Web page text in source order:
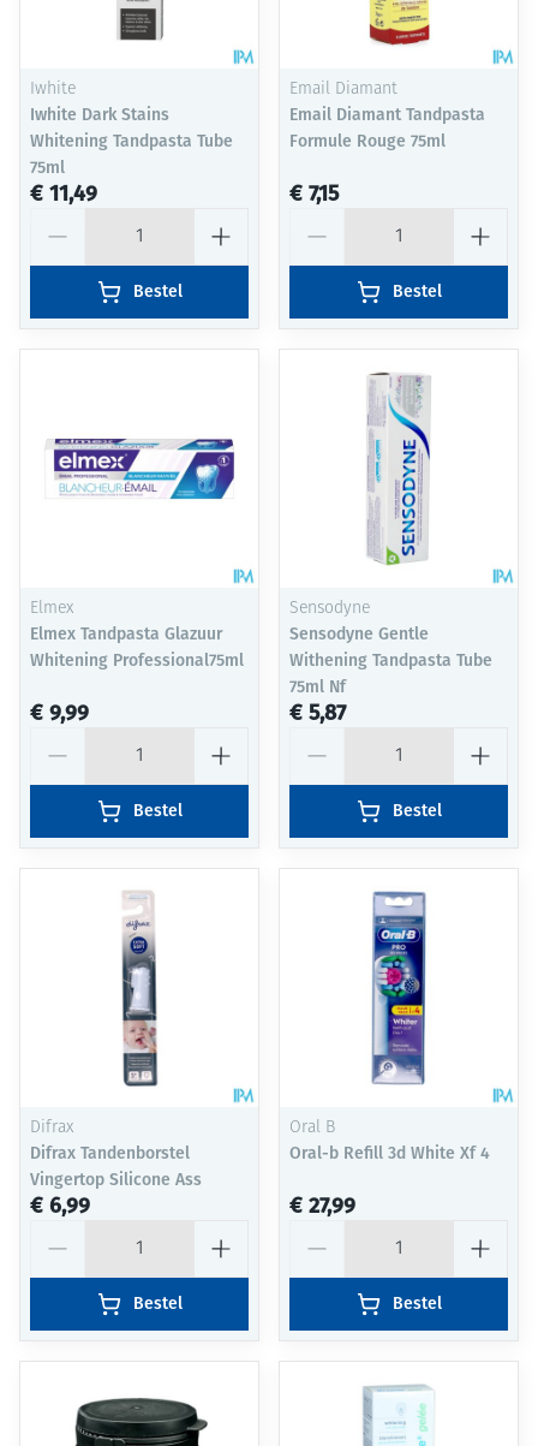
Iwhite
Iwhite Dark Stains
Whitening Tandpasta Tube
75ml
€ 11,49
Bestel
Email Diamant
Email Diamant Tandpasta
Formule Rouge 75ml
€ 7,15
Bestel
Elmex
Elmex Tandpasta Glazuur
Whitening Professional75ml
€ 9,99
Bestel
Sensodyne
Sensodyne Gentle
Withening Tandpasta Tube
75ml Nf
€ 5,87
Bestel
Difrax
Difrax Tandenborstel
Vingertop Silicone Ass
€ 6,99
Bestel
Oral B
Oral-b Refill 3d White Xf 4
€ 27,99
Bestel